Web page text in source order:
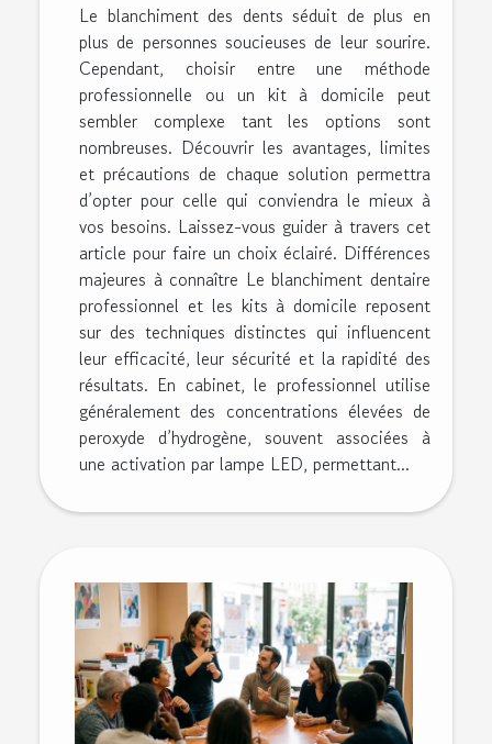
Le blanchiment des dents séduit de plus en
plus de personnes soucieuses de leur sourire.
Cependant, choisir entre une méthode
professionnelle ou un kit à domicile peut
sembler complexe tant les options sont
nombreuses. Découvrir les avantages, limites
et précautions de chaque solution permettra
d’opter pour celle qui conviendra le mieux à
vos besoins. Laissez-vous guider à travers cet
article pour faire un choix éclairé. Différences
majeures à connaître Le blanchiment dentaire
professionnel et les kits à domicile reposent
sur des techniques distinctes qui influencent
leur efficacité, leur sécurité et la rapidité des
résultats. En cabinet, le professionnel utilise
généralement des concentrations élevées de
peroxyde d’hydrogène, souvent associées à
une activation par lampe LED, permettant...